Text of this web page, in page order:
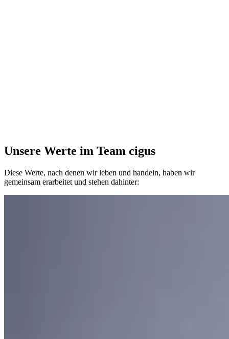
Unsere Werte im Team cigus
Diese Werte, nach denen wir leben und handeln, haben wir
gemeinsam erarbeitet und stehen dahinter: